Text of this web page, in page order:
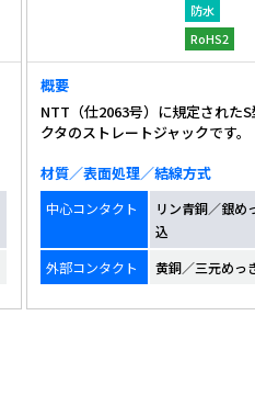
防水
RoHS2
概要
NTT（仕2063号）に規定された
クタのストレートジャックです。
材質／表面処理／結線方式
中心コンタクト
リン青銅／銀め
込
外部コンタクト
黄銅／三元めっ